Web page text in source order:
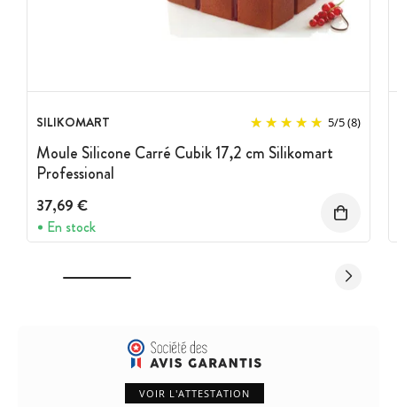
SILIKOMART 5/5(8)
Moule Silicone Carré Cubik 17,2 cm Silikomart
Professional
37,69 €
En stock
VOIR L'ATTESTATION